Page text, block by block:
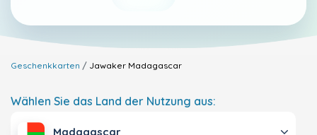
Geschenkkarten Jawaker Madagascar
Wählen Sie das Land der Nutzung aus:
Madagascar